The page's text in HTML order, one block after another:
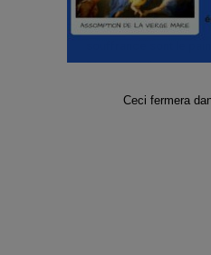
dis-moi où il est.
Dis-moi où il est,
Dis-moi où il est,
plus d’entrain.
Ceci fermera